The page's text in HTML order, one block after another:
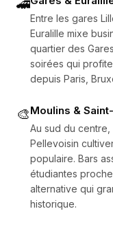
🚄
Entre les gares
Euralille mixe
quartier des
soirées qui
depuis Paris,
🎨Moulins &
Au sud du
Pellevoisin
populaire. Bars
étudiantes
alternative qui
historique.